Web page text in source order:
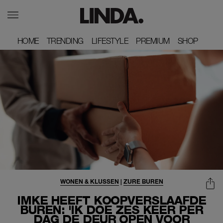
HOME
HOME TRENDING
TRENDING LIFESTYLE
LIFESTYLE PREMIUM
PREMIUM SHOP
SHOP
IMKE HEEFT KOOPVERSLAAFDE
BUREN: 'IK DOE ZES KEER PER
DAG DE DEUR OPEN VOOR
WONEN & KLUSSEN | ZURE BUREN